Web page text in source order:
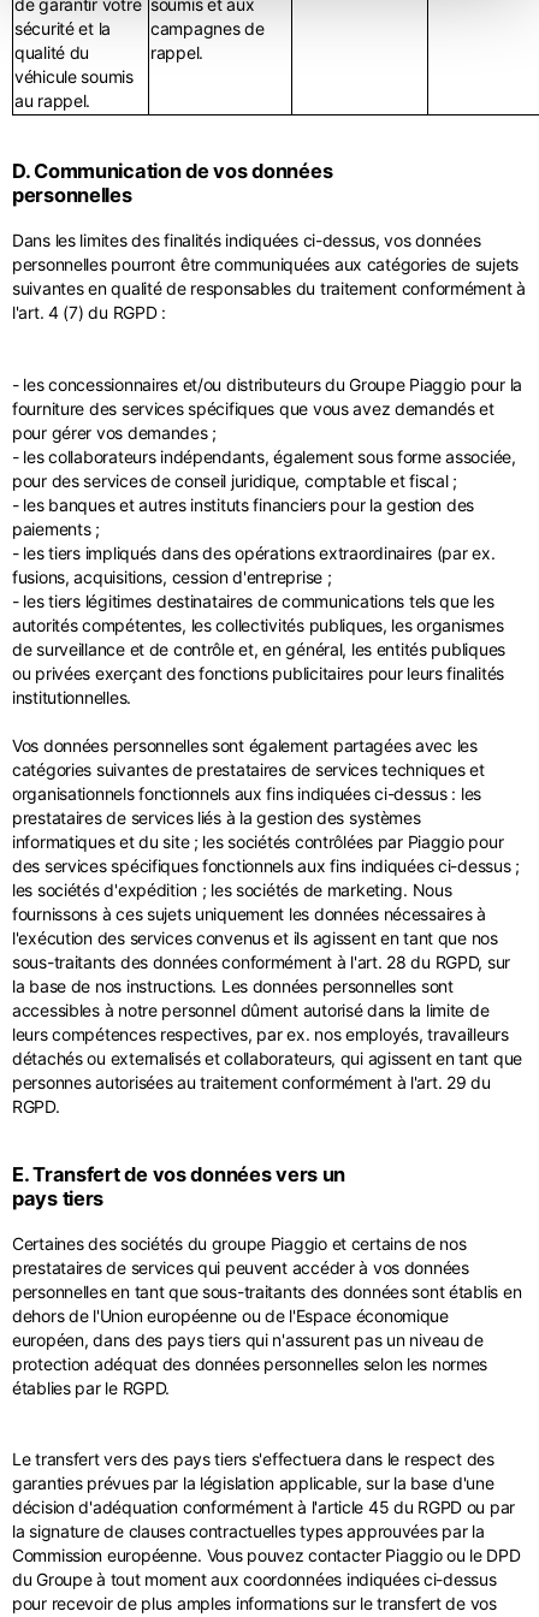
de garantir votre
sécurité et la
qualité du
véhicule soumis
au rappel.
soumis et aux
campagnes de
rappel.
D. Communication de vos données
personnelles
Dans les limites des finalités indiquées ci-dessus, vos données
personnelles pourront être communiquées aux catégories de sujets
suivantes en qualité de responsables du traitement conformément à
l'art. 4 (7) du RGPD :
- les concessionnaires et/ou distributeurs du Groupe Piaggio pour la
fourniture des services spécifiques que vous avez demandés et
pour gérer vos demandes ;
- les collaborateurs indépendants, également sous forme associée,
pour des services de conseil juridique, comptable et fiscal ;
- les banques et autres instituts financiers pour la gestion des
paiements ;
- les tiers impliqués dans des opérations extraordinaires (par ex.
fusions, acquisitions, cession d'entreprise ;
- les tiers légitimes destinataires de communications tels que les
autorités compétentes, les collectivités publiques, les organismes
de surveillance et de contrôle et, en général, les entités publiques
ou privées exerçant des fonctions publicitaires pour leurs finalités
institutionnelles.
Vos données personnelles sont également partagées avec les
catégories suivantes de prestataires de services techniques et
organisationnels fonctionnels aux fins indiquées ci-dessus : les
prestataires de services liés à la gestion des systèmes
informatiques et du site ; les sociétés contrôlées par Piaggio pour
des services spécifiques fonctionnels aux fins indiquées ci-dessus ;
les sociétés d'expédition ; les sociétés de marketing. Nous
fournissons à ces sujets uniquement les données nécessaires à
l'exécution des services convenus et ils agissent en tant que nos
sous-traitants des données conformément à l'art. 28 du RGPD, sur
la base de nos instructions. Les données personnelles sont
accessibles à notre personnel dûment autorisé dans la limite de
leurs compétences respectives, par ex. nos employés, travailleurs
détachés ou externalisés et collaborateurs, qui agissent en tant que
personnes autorisées au traitement conformément à l'art. 29 du
RGPD.
E. Transfert de vos données vers un
pays tiers
Certaines des sociétés du groupe Piaggio et certains de nos
prestataires de services qui peuvent accéder à vos données
personnelles en tant que sous-traitants des données sont établis en
dehors de l'Union européenne ou de l'Espace économique
européen, dans des pays tiers qui n'assurent pas un niveau de
protection adéquat des données personnelles selon les normes
établies par le RGPD.
Le transfert vers des pays tiers s'effectuera dans le respect des
garanties prévues par la législation applicable, sur la base d'une
décision d'adéquation conformément à l'article 45 du RGPD ou par
la signature de clauses contractuelles types approuvées par la
Commission européenne. Vous pouvez contacter Piaggio ou le DPD
du Groupe à tout moment aux coordonnées indiquées ci-dessus
pour recevoir de plus amples informations sur le transfert de vos